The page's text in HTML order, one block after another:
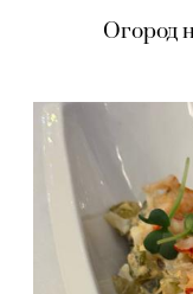
Огород